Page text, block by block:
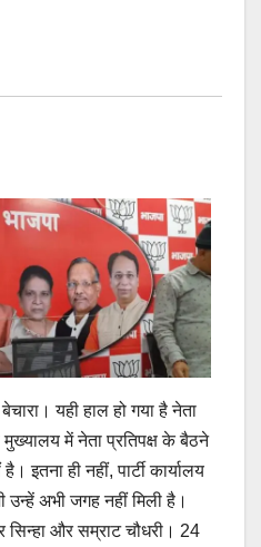
यही हाल हो गया है नेता
मुख्‍यालय में नेता प्रतिपक्ष के बैठने
इतना ही नहीं, पार्टी कार्यालय
उन्‍हें अभी जगह नहीं मिली है।
सिन्‍हा और सम्राट चौधरी। 24